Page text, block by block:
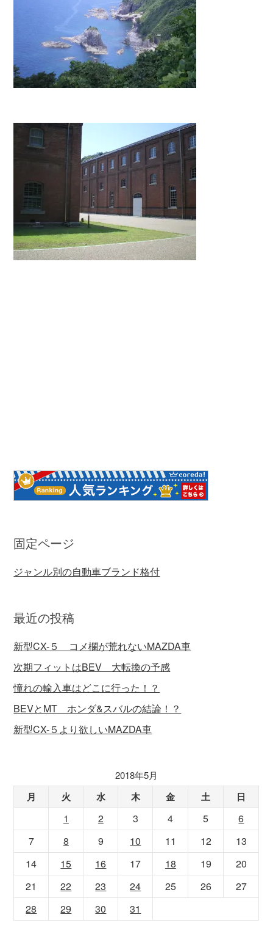
固定ページ
ジャンル別の自動車ブランド格付
最近の投稿
新型CX-５ コメ欄が荒れないMAZDA車
次期フィットはBEV 大転換の予感
憧れの輸入車はどこに行った！？
BEVとMT ホンダ&スバルの結論！？
新型CX-５より欲しいMAZDA車
2018年5月
月 火 水 木 金 土 日
1 2 3 4 5
6
7
8 9 10 11 12
13
14
15 16 17 18 19
20
21
22 23 24 25 26
27
28
29 30 31